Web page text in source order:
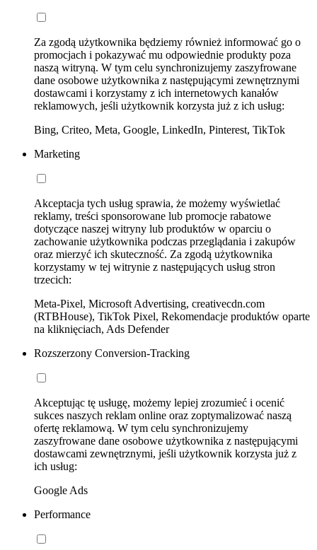
Za zgodą użytkownika będziemy również informować go o
promocjach i pokazywać mu odpowiednie produkty poza
naszą witryną. W tym celu synchronizujemy zaszyfrowane
dane osobowe użytkownika z następującymi zewnętrznymi
dostawcami i korzystamy z ich internetowych kanałów
reklamowych, jeśli użytkownik korzysta już z ich usług:
Bing, Criteo, Meta, Google, LinkedIn, Pinterest, TikTok
Marketing
Akceptacja tych usług sprawia, że możemy wyświetlać
reklamy, treści sponsorowane lub promocje rabatowe
dotyczące naszej witryny lub produktów w oparciu o
zachowanie użytkownika podczas przeglądania i zakupów
oraz mierzyć ich skuteczność. Za zgodą użytkownika
korzystamy w tej witrynie z następujących usług stron
trzecich:
Meta-Pixel, Microsoft Advertising, creativecdn.com
(RTBHouse), TikTok Pixel, Rekomendacje produktów oparte
na kliknięciach, Ads Defender
Rozszerzony Conversion-Tracking
Akceptując tę usługę, możemy lepiej zrozumieć i ocenić
sukces naszych reklam online oraz zoptymalizować naszą
ofertę reklamową. W tym celu synchronizujemy
zaszyfrowane dane osobowe użytkownika z następującymi
dostawcami zewnętrznymi, jeśli użytkownik korzysta już z
ich usług:
Google Ads
Performance